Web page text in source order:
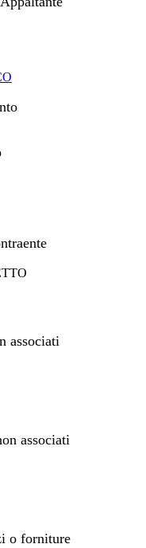
associati
associati
o forniture